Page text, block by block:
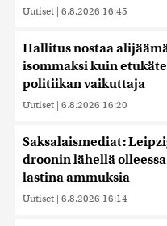
Uutiset | 6.8.2026 16:45
Hallitus nostaa
isommaksi kuin
politiikan vaikuttaja
Uutiset | 6.8.2026 16:20
Saksalaismediat:
droonin lähellä
lastina ammuksia
Uutiset | 6.8.2026 16:14